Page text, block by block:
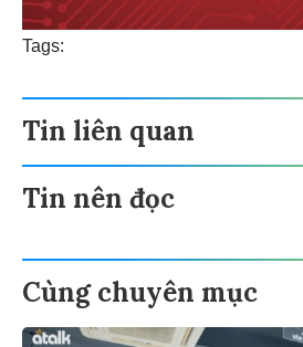
Tags:
Tin liên quan
Tin nên đọc
Cùng chuyên mục